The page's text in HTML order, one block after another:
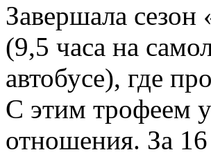
Завершала сезон
(9,5 часа на
автобусе), где
С этим трофеем
отношения. За